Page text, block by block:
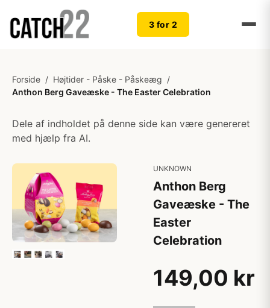
3 for 2
Forside / Højtider - Påske - Påskeæg /
Anthon Berg Gaveæske - The Easter Celebration
Dele af indholdet på denne side kan være genereret
med hjælp fra AI.
UNKNOWN
Anthon Berg
Gaveæske - The
Easter
Celebration
149,00 kr